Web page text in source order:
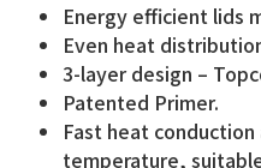
Energy efficient lids
Even heat
3-layer design –
Patented Primer.
Fast heat
temperature,